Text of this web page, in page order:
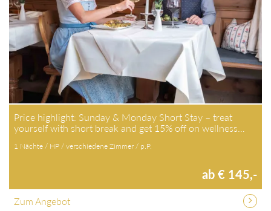
Price highlight: Sunday & Monday Short Stay – treat
yourself with short break and get 15% off on wellness…
ab € 145,-